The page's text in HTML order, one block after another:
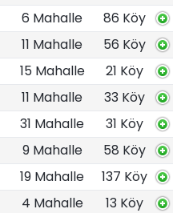
6 Mahalle
86 Köy
11 Mahalle
56 Köy
15 Mahalle
21 Köy
11 Mahalle
33 Köy
31 Mahalle
31 Köy
9 Mahalle
58 Köy
19 Mahalle
137 Köy
4 Mahalle
13 Köy